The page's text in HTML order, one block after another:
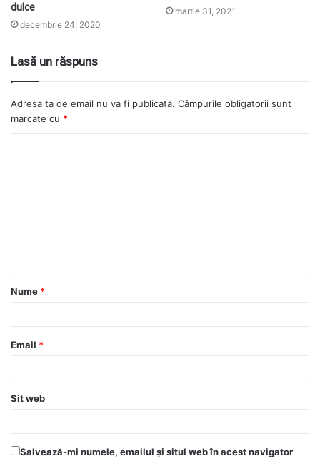
dulce
decembrie 24, 2020
martie 31, 2021
Lasă un răspuns
Adresa ta de email nu va fi publicată. Câmpurile obligatorii sunt
marcate cu *
Nume *
Email *
Sit web
Salvează-mi numele, emailul și situl web în acest navigator